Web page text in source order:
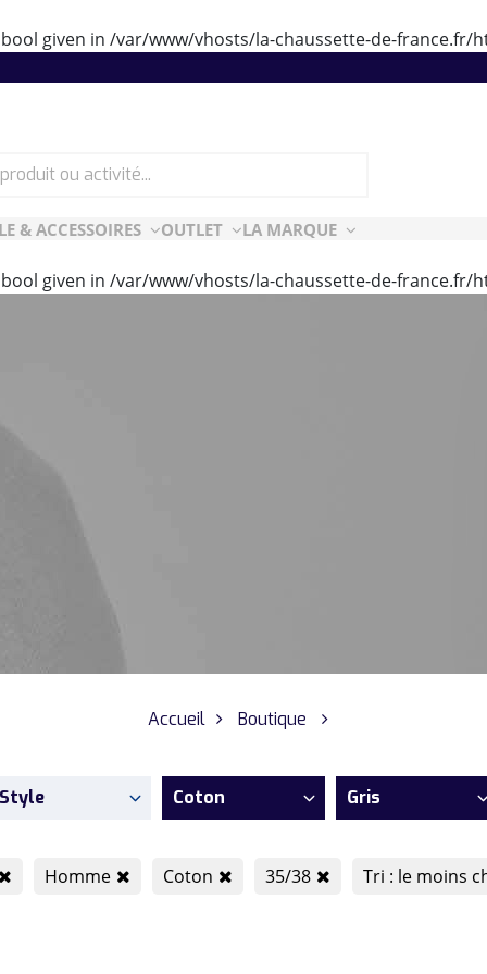
given in /var/www/vhosts/la-chaussette-de-france.fr/
ESSENTIELLES
Style
& ACCESSOIRES OUTLET LA MARQUE
given in /var/www/vhosts/la-chaussette-de-france.fr/
Accueil Boutique
Style Coton Gris
Homme Coton 35/38 Tri : le moins